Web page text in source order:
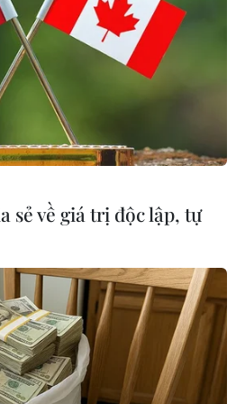
sẻ về giá trị độc lập, tự